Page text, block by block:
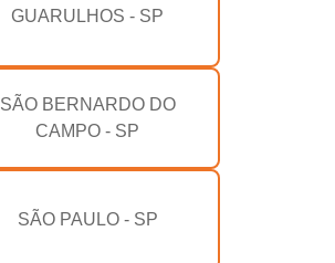
GUARULHOS - SP
SÃO BERNARDO DO
CAMPO - SP
SÃO PAULO - SP